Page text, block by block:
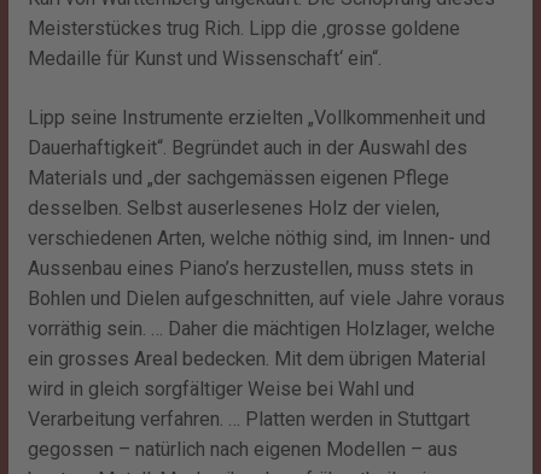
Meisterstückes trug Rich. Lipp die ‚grosse goldene
Medaille für Kunst und Wissenschaft‘ ein“.
Lipp seine Instrumente erzielten „Vollkommenheit und
Dauerhaftigkeit“. Begründet auch in der Auswahl des
Materials und „der sachgemässen eigenen Pflege
desselben. Selbst auserlesenes Holz der vielen,
verschiedenen Arten, welche nöthig sind, im Innen- und
Aussenbau eines Piano’s herzustellen, muss stets in
Bohlen und Dielen aufgeschnitten, auf viele Jahre voraus
vorräthig sein. … Daher die mächtigen Holzlager, welche
ein grosses Areal bedecken. Mit dem übrigen Material
wird in gleich sorgfältiger Weise bei Wahl und
Verarbeitung verfahren. … Platten werden in Stuttgart
gegossen – natürlich nach eigenen Modellen – aus